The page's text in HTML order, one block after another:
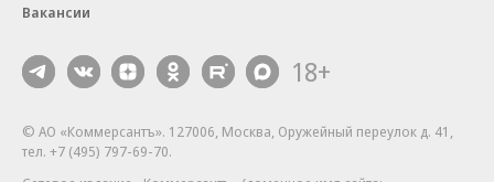
Вакансии
18+
© АО «Коммерсантъ». 127006, Москва, Оружейный переулок д. 41,
тел. +7 (495) 797-69-70.